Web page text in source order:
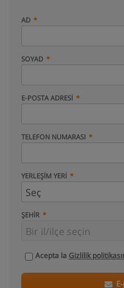
AD
SOYAD
E-POSTA ADRESI
TELEFON NUMARASI
YERLEŞIM YERI
ŞEHIR
Acepta la Gizlilik